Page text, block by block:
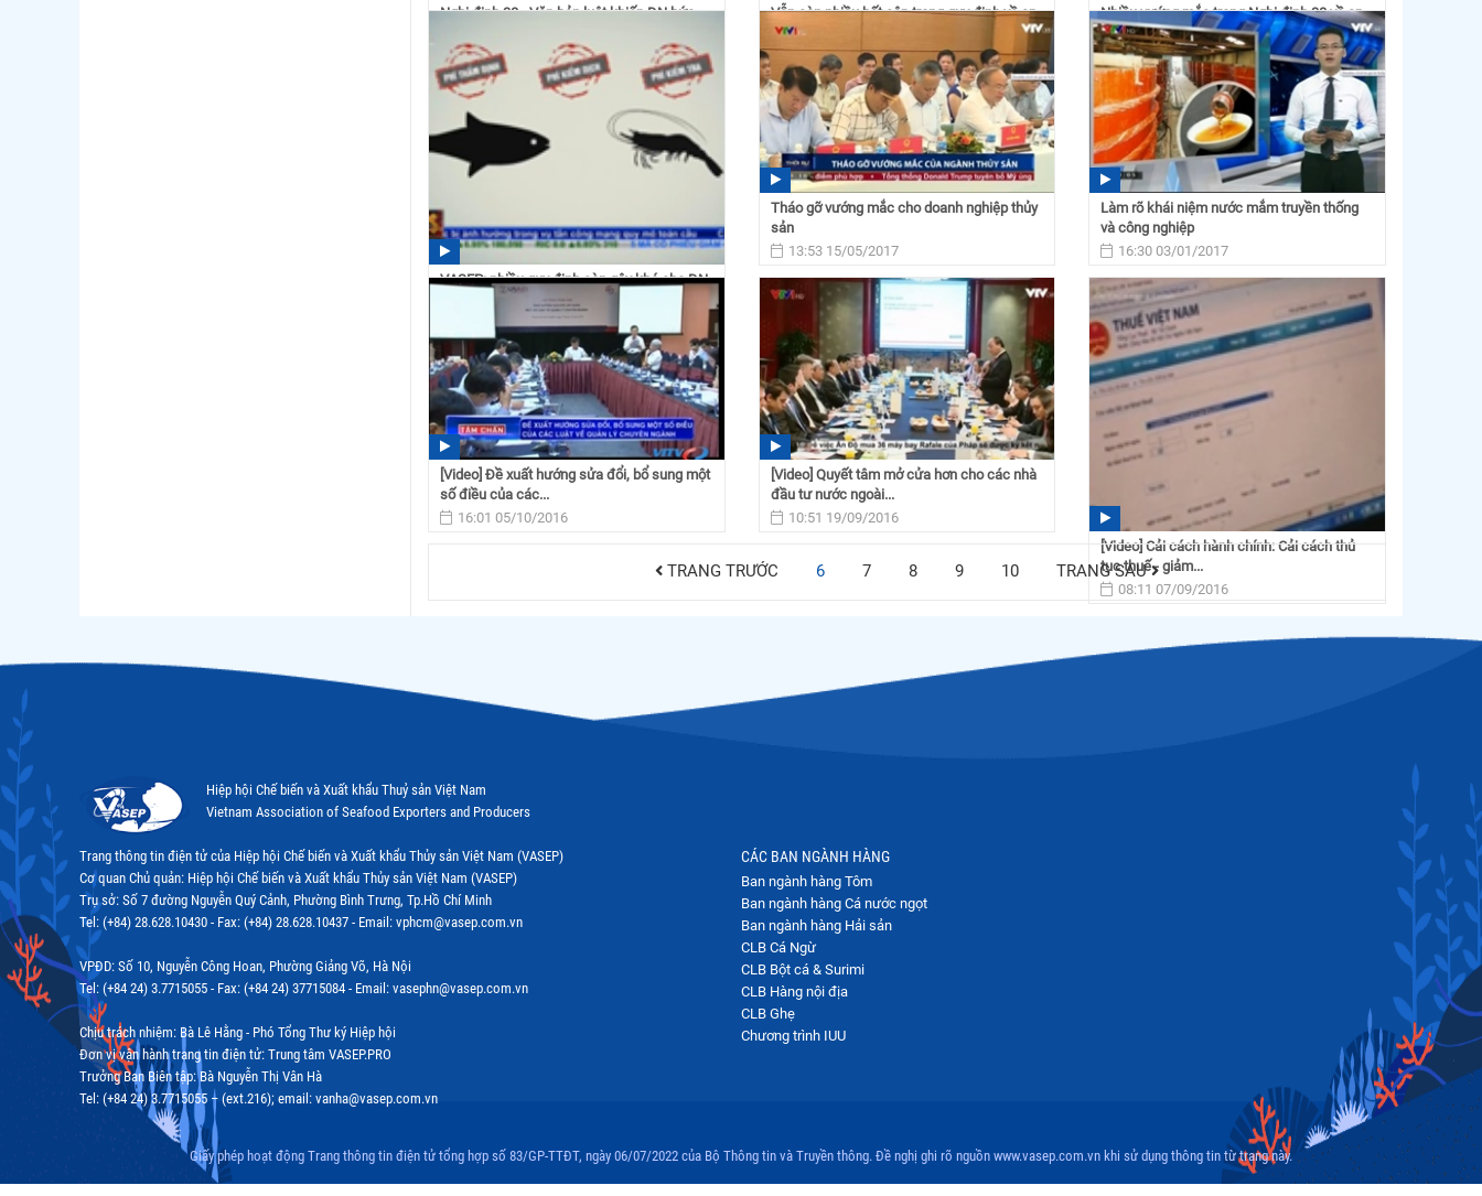
Nghị định 38 - Văn bản luật khiến DN bức
15:32 07/07/2017
Vẫn còn nhiều bất cập trong quy định về an
toàn thực phẩm
10:27 04/07/2017
Nhiều vướng mắc trong Nghị định 38 về an
toàn thực phẩm
13:22 03/07/2017
VASEP: nhiều quy định còn gây khó cho DN
13:55 15/05/2017
Tháo gỡ vướng mắc cho doanh nghiệp thủy
sản
13:53 15/05/2017
Làm rõ khái niệm nước mắm truyền thống
và công nghiệp
16:30 03/01/2017
[Video] Đề xuất hướng sửa đổi, bổ sung một
số điều của các...
16:01 05/10/2016
[Video] Quyết tâm mở cửa hơn cho các nhà
đầu tư nước ngoài...
10:51 19/09/2016
[Video] Cải cách hành chính: Cải cách thủ
tục thuế - giảm...
08:11 07/09/2016
TRANG TRƯỚC 6 7 8 9 10 TRANG SAU
Hiệp hội Chế biến và Xuất khẩu Thuỷ sản Việt Nam
Vietnam Association of Seafood Exporters and Producers
Trang thông tin điện tử của Hiệp hội Chế biến và Xuất khẩu Thủy sản Việt Nam (VASEP)
Cơ quan Chủ quản: Hiệp hội Chế biến và Xuất khẩu Thủy sản Việt Nam (VASEP)
Trụ sở: Số 7 đường Nguyễn Quý Cảnh, Phường Bình Trưng, Tp.Hồ Chí Minh
Tel: (+84) 28.628.10430 - Fax: (+84) 28.628.10437 - Email: vphcm@vasep.com.vn
VPĐD: Số 10, Nguyễn Công Hoan, Phường Giảng Võ, Hà Nội
Tel: (+84 24) 3.7715055 - Fax: (+84 24) 37715084 - Email: vasephn@vasep.com.vn
Chịu trách nhiệm: Bà Lê Hằng - Phó Tổng Thư ký Hiệp hội
Đơn vị vận hành trang tin điện tử: Trung tâm VASEP.PRO
Trưởng Ban Biên tập: Bà Nguyễn Thị Vân Hà
Tel: (+84 24) 3.7715055 – (ext.216); email: vanha@vasep.com.vn
CÁC BAN NGÀNH HÀNG
Ban ngành hàng Tôm
Ban ngành hàng Cá nước ngọt
Ban ngành hàng Hải sản
CLB Cá Ngừ
CLB Bột cá & Surimi
CLB Hàng nội địa
CLB Ghẹ
Chương trình IUU
Giấy phép hoạt động Trang thông tin điện tử tổng hợp số 83/GP-TTĐT, ngày 06/07/2022 của Bộ Thông tin và Truyền thông. Đề nghị ghi rõ nguồn www.vasep.com.vn khi sử dụng thông tin từ trang này.